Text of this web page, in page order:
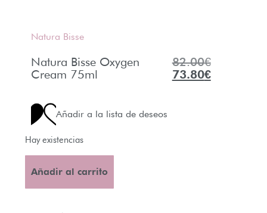
Natura Bisse
Natura Bisse Oxygen
Cream 75ml
82.00€
73.80€
Añadir a la lista de deseos
Hay existencias
Añadir al carrito